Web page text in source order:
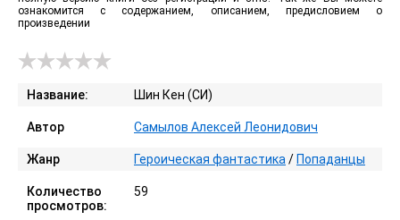
ознакомится с содержанием, описанием, предисловием о
произведении
Название: Шин Кен (СИ)
Автор Самылов Алексей Леонидович
Жанр Героическая фантастика / Попаданцы
Количество
просмотров:
59